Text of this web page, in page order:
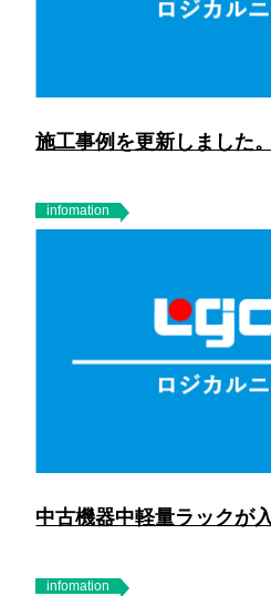
施工事例を更新しました。
infomation
中古機器中軽量ラックが
infomation